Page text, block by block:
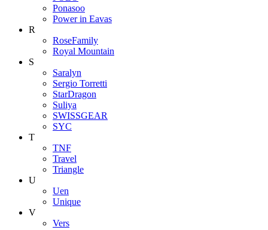
Ponasoo
Power in Eavas
R
RoseFamily
Royal Mountain
S
Saralyn
Sergio Torretti
StarDragon
Suliya
SWISSGEAR
SYC
T
TNF
Travel
Triangle
U
Uen
Unique
V
Vers